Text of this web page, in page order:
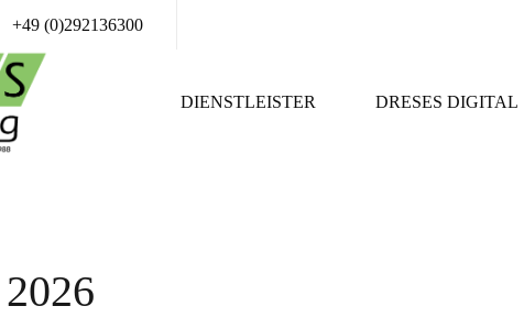
+49 (0)292136300
DIENSTLEISTER DRESES DIGITAL